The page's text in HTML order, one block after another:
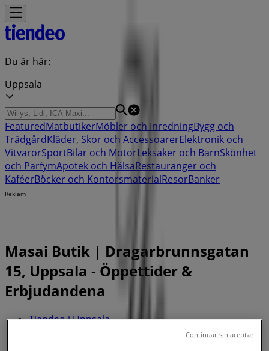
Du är här:
Uppsala
FeaturedMatbutikerMöbler och InredningBygg och
TrädgårdKläder, Skor och AccessoarerElektronik och
VitvarorSportBilar och MotorLeksaker och BarnSkönhet
och ParfymApotek och HälsaRestauranger och
KaféerBöcker och KontorsmaterialResorBanker
Reklam
Masai Butik | Dragarbrunnsgatan
15, Uppsala - Öppettider &
Erbjudandena
Tiendeo i Uppsala»
Kläder, Skor och Accessoarer Erbjudanden i
Continuar sin aceptar